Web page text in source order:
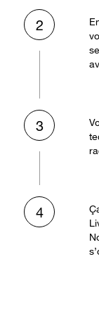
2
3
4